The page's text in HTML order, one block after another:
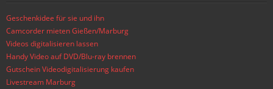
Geschenkidee für sie und ihn
Camcorder mieten Gießen/Marburg
Videos digitalisieren lassen
Handy Video auf DVD/Blu-ray brennen
Gutschein Videodigitalisierung kaufen
Livestream Marburg